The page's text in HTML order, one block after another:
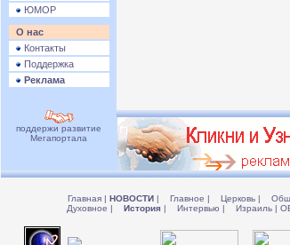
ЮМОР
О нас
Контакты
Поддержка
Реклама
поддержи развитие
Мегапортала
Главная | НОВОСТИ | Главное | Церковь |
Духовное | История | Интервью | Израиль |